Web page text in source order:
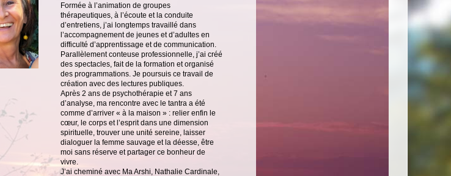
Formée à l’animation de groupes
thérapeutiques, à l’écoute et la conduite
d’entretiens, j’ai longtemps travaillé dans
l’accompagnement de jeunes et d’adultes en
difficulté d’apprentissage et de communication.
Parallèlement conteuse professionnelle, j’ai créé
des spectacles, fait de la formation et organisé
des programmations. Je poursuis ce travail de
création avec des lectures publiques.
Après 2 ans de psychothérapie et 7 ans
d’analyse, ma rencontre avec le tantra a été
comme d’arriver « à la maison » : relier enfin le
cœur, le corps et l’esprit dans une dimension
spirituelle, trouver une unité sereine, laisser
dialoguer la femme sauvage et la déesse, être
moi sans réserve et partager ce bonheur de
vivre.
J’ai cheminé avec Ma Arshi, Nathalie Cardinale,